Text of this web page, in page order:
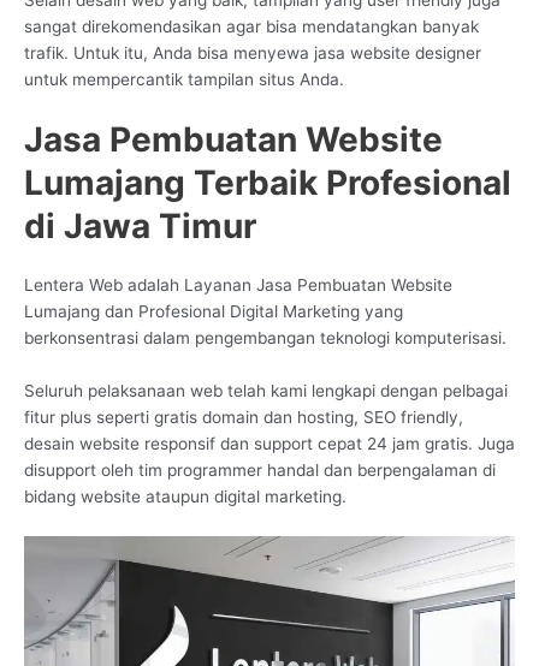
sangat direkomendasikan agar bisa mendatangkan banyak
trafik. Untuk itu, Anda bisa menyewa jasa website designer
untuk mempercantik tampilan situs Anda.
Jasa Pembuatan Website
Lumajang Terbaik Profesional
di Jawa Timur
Lentera Web adalah Layanan Jasa Pembuatan Website
Lumajang dan Profesional Digital Marketing yang
berkonsentrasi dalam pengembangan teknologi komputerisasi.
Seluruh pelaksanaan web telah kami lengkapi dengan pelbagai
fitur plus seperti gratis domain dan hosting, SEO friendly,
desain website responsif dan support cepat 24 jam gratis. Juga
disupport oleh tim programmer handal dan berpengalaman di
bidang website ataupun digital marketing.